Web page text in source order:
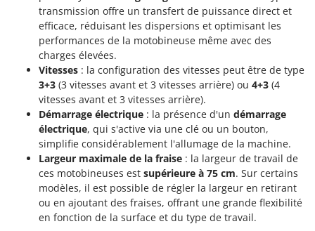
Volpi
Waldner
Weber
WIDU
Wiper EcoRobot
Wolf Garten
Wortex
Worx
Yard Force
transmission offre un transfert de puissance direct et
efficace, réduisant les dispersions et optimisant les
performances de la motobineuse même avec des
charges élevées.
Vitesses : la configuration des vitesses peut être de type
3+3 (3 vitesses avant et 3 vitesses arrière) ou 4+3 (4
vitesses avant et 3 vitesses arrière).
Démarrage électrique : la présence d'un démarrage
électrique, qui s'active via une clé ou un bouton,
simplifie considérablement l'allumage de la machine.
Largeur maximale de la fraise : la largeur de travail de
ces motobineuses est supérieure à 75 cm. Sur certains
modèles, il est possible de régler la largeur en retirant
ou en ajoutant des fraises, offrant une grande flexibilité
en fonction de la surface et du type de travail.